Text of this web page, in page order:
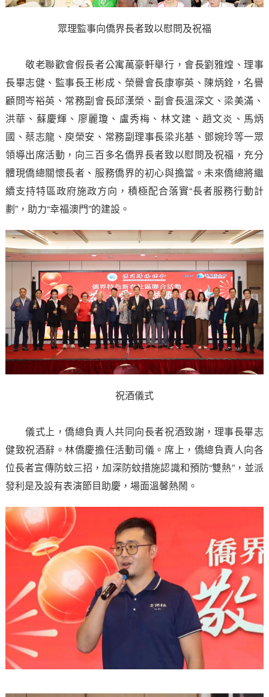
眾理監事向僑界長者致以慰問及祝福
敬老聯歡會假長者公寓萬豪軒舉行，會長劉雅煌、理事
長畢志健、監事長王彬成、榮譽會長康寧英、陳炳銓，名譽
顧問岑裕英、常務副會長邱漢榮、副會長溫深文、梁美滿、
洪華、蘇慶輝、廖麗瓊、盧秀梅、林文建、趙文炎、馬炳
國、蔡志龍、庾榮安、常務副理事長梁兆基、鄧婉玲等一眾
領導出席活動，向三百多名僑界長者致以慰問及祝福，充分
體現僑總關懷長者、服務僑界的初心與擔當。未來僑總將繼
續支持特區政府施政方向，積極配合落實“長者服務行動計
劃”，助力“幸福澳門”的建設。
祝酒儀式
儀式上，僑總負責人共同向長者祝酒致謝，理事長畢志
健致祝酒辭。林僑慶擔任活動司儀。席上，僑總負責人向各
位長者宣傳防蚊三招，加深防蚊措施認識和預防“雙熱”，並派
發利是及設有表演節目助慶，場面溫馨熱鬧。